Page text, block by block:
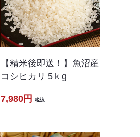
【精米後即送！】魚沼産
コシヒカリ 5ｋg
7,980円 税込